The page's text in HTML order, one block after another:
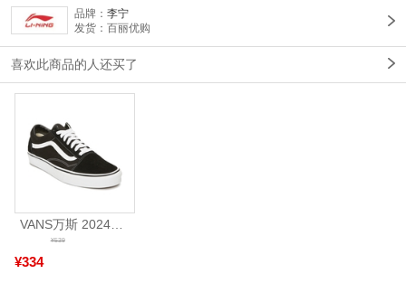
品牌： 李宁
发货：百丽优购
喜欢此商品的人还买了
VANS万斯 2024年新款中性OldSkool帆布鞋/硫化鞋VN000D3HY28（延续款）
¥334
¥539